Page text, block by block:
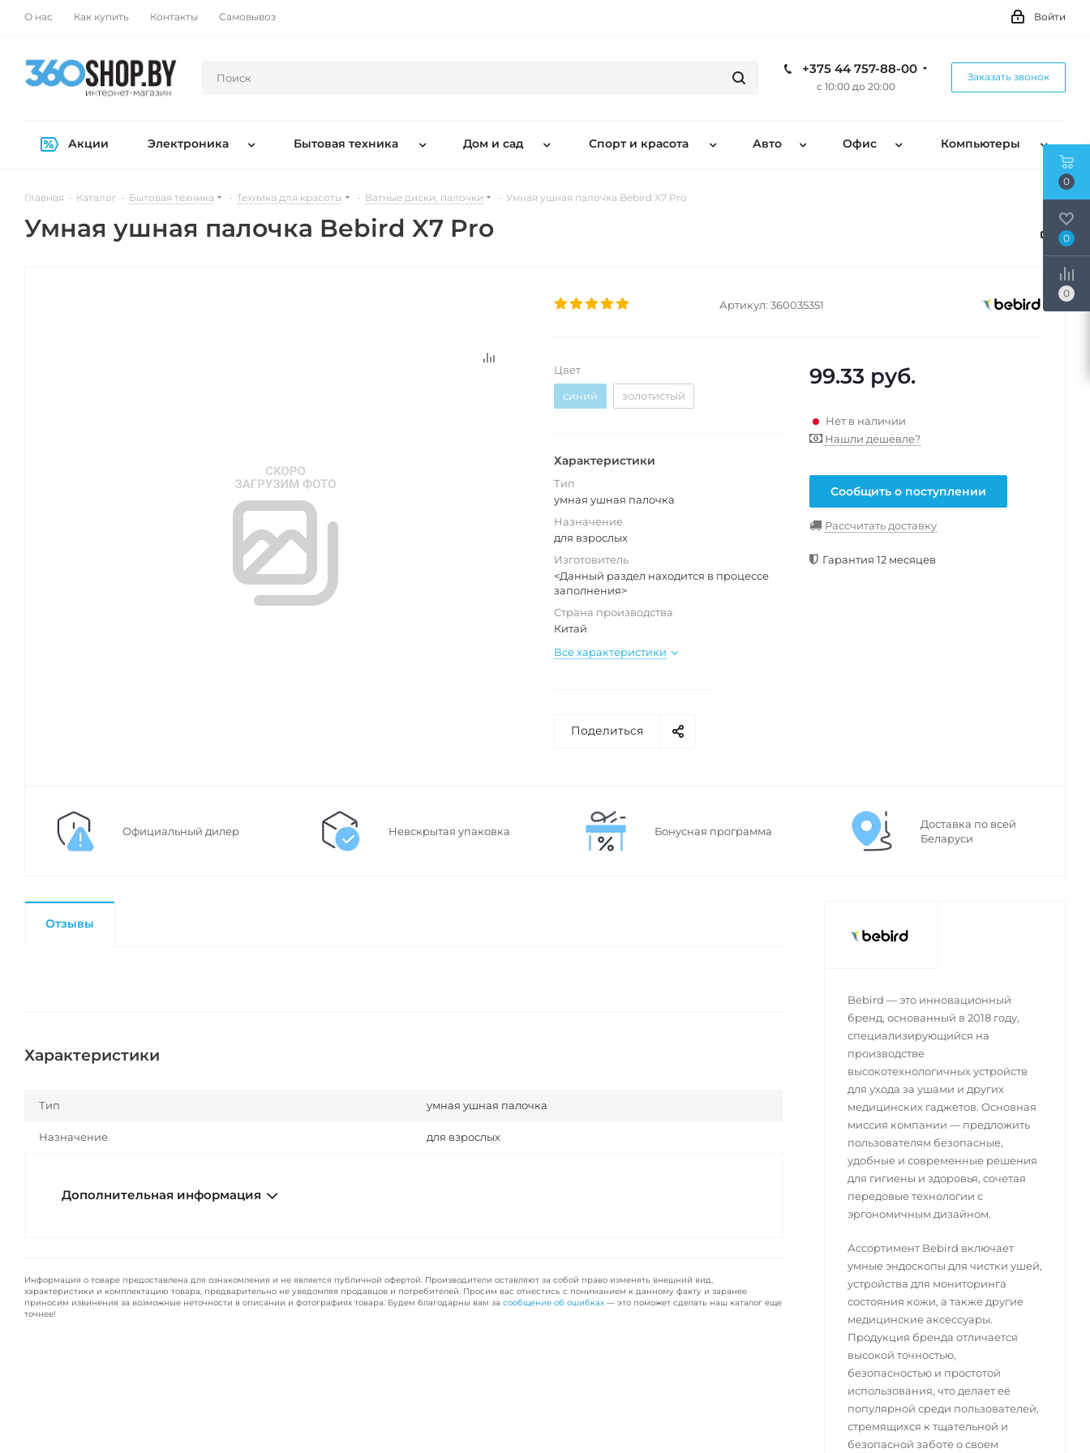
О нас Как купить Контакты Самовывоз Войти
+375 44 757-88-00
с 10:00 до 20:00
Заказать звонок
Акции Электроника Бытовая техника Дом и сад Спорт и красота Авто Офис Компьютеры
Главная - Каталог - Бытовая техника - Техника для красоты - Ватные диски, палочки - Умная ушная палочка Bebird X7 Pro
Умная ушная палочка Bebird X7 Pro
Артикул: 360035351
Цвет
синий
золотистый
Характеристики
Тип
умная ушная палочка
Назначение
для взрослых
Изготовитель
<Данный раздел находится в процессе
заполнения>
Страна производства
Китай
Все характеристики
99.33 руб.
Нет в наличии
Нашли дешевле?
Сообщить о поступлении
Рассчитать доставку
Гарантия 12 месяцев
Поделиться
Официальный дилер Невскрытая упаковка Бонусная программа
Доставка по всей
Беларуси
Отзывы
Характеристики
Тип умная ушная палочка
Назначение для взрослых
Дополнительная информация
Информация о товаре предоставлена для ознакомления и не является публичной офертой. Производители оставляют за собой право изменять внешний вид,
характеристики и комплектацию товара, предварительно не уведомляя продавцов и потребителей. Просим вас отнестись с пониманием к данному факту и заранее
приносим извинения за возможные неточности в описании и фотографиях товара. Будем благодарны вам за сообщение об ошибках — это поможет сделать наш каталог еще
точнее!
Bebird — это инновационный
бренд, основанный в 2018 году,
специализирующийся на
производстве
высокотехнологичных устройств
для ухода за ушами и других
медицинских гаджетов. Основная
миссия компании — предложить
пользователям безопасные,
удобные и современные решения
для гигиены и здоровья, сочетая
передовые технологии с
эргономичным дизайном.
Ассортимент Bebird включает
умные эндоскопы для чистки ушей,
устройства для мониторинга
состояния кожи, а также другие
медицинские аксессуары.
Продукция бренда отличается
высокой точностью,
безопасностью и простотой
использования, что делает её
популярной среди пользователей,
стремящихся к тщательной и
безопасной заботе о своем
0
0
0